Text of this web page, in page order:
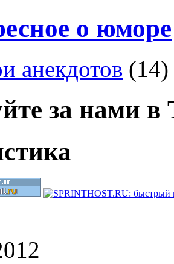
о юморе
анекдотов (14)
за нами